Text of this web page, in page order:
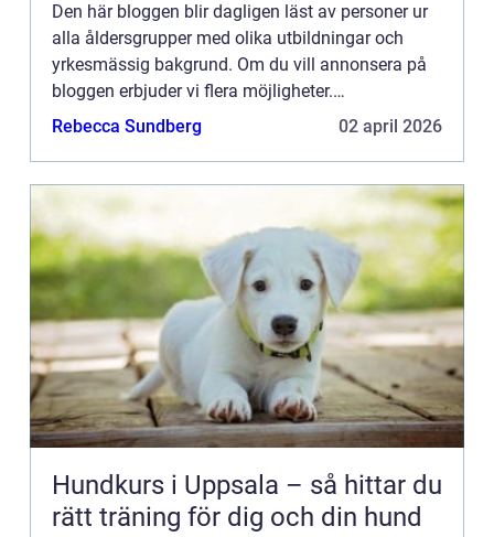
Den här bloggen blir dagligen läst av personer ur
alla åldersgrupper med olika utbildningar och
yrkesmässig bakgrund. Om du vill annonsera på
bloggen erbjuder vi flera möjligheter.
Bannerannonser är endast ett av alternativen.
Rebecca Sundberg 02 april 2026
Hundkurs i Uppsala – så hittar du
rätt träning för dig och din hund